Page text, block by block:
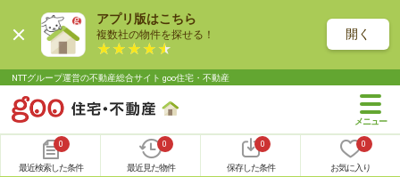
アプリ版はこちら
複数社の物件を探せる！ 開く
NTTグループ運営の不動産総合サイト goo住宅・不動産
0
最近検索した条件
0
最近見た物件
0
保存した条件
0
お気に入り